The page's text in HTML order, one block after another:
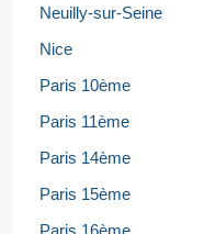
Neuilly-sur-Seine
Nice
Paris 10ème
Paris 11ème
Paris 14ème
Paris 15ème
Paris 16ème